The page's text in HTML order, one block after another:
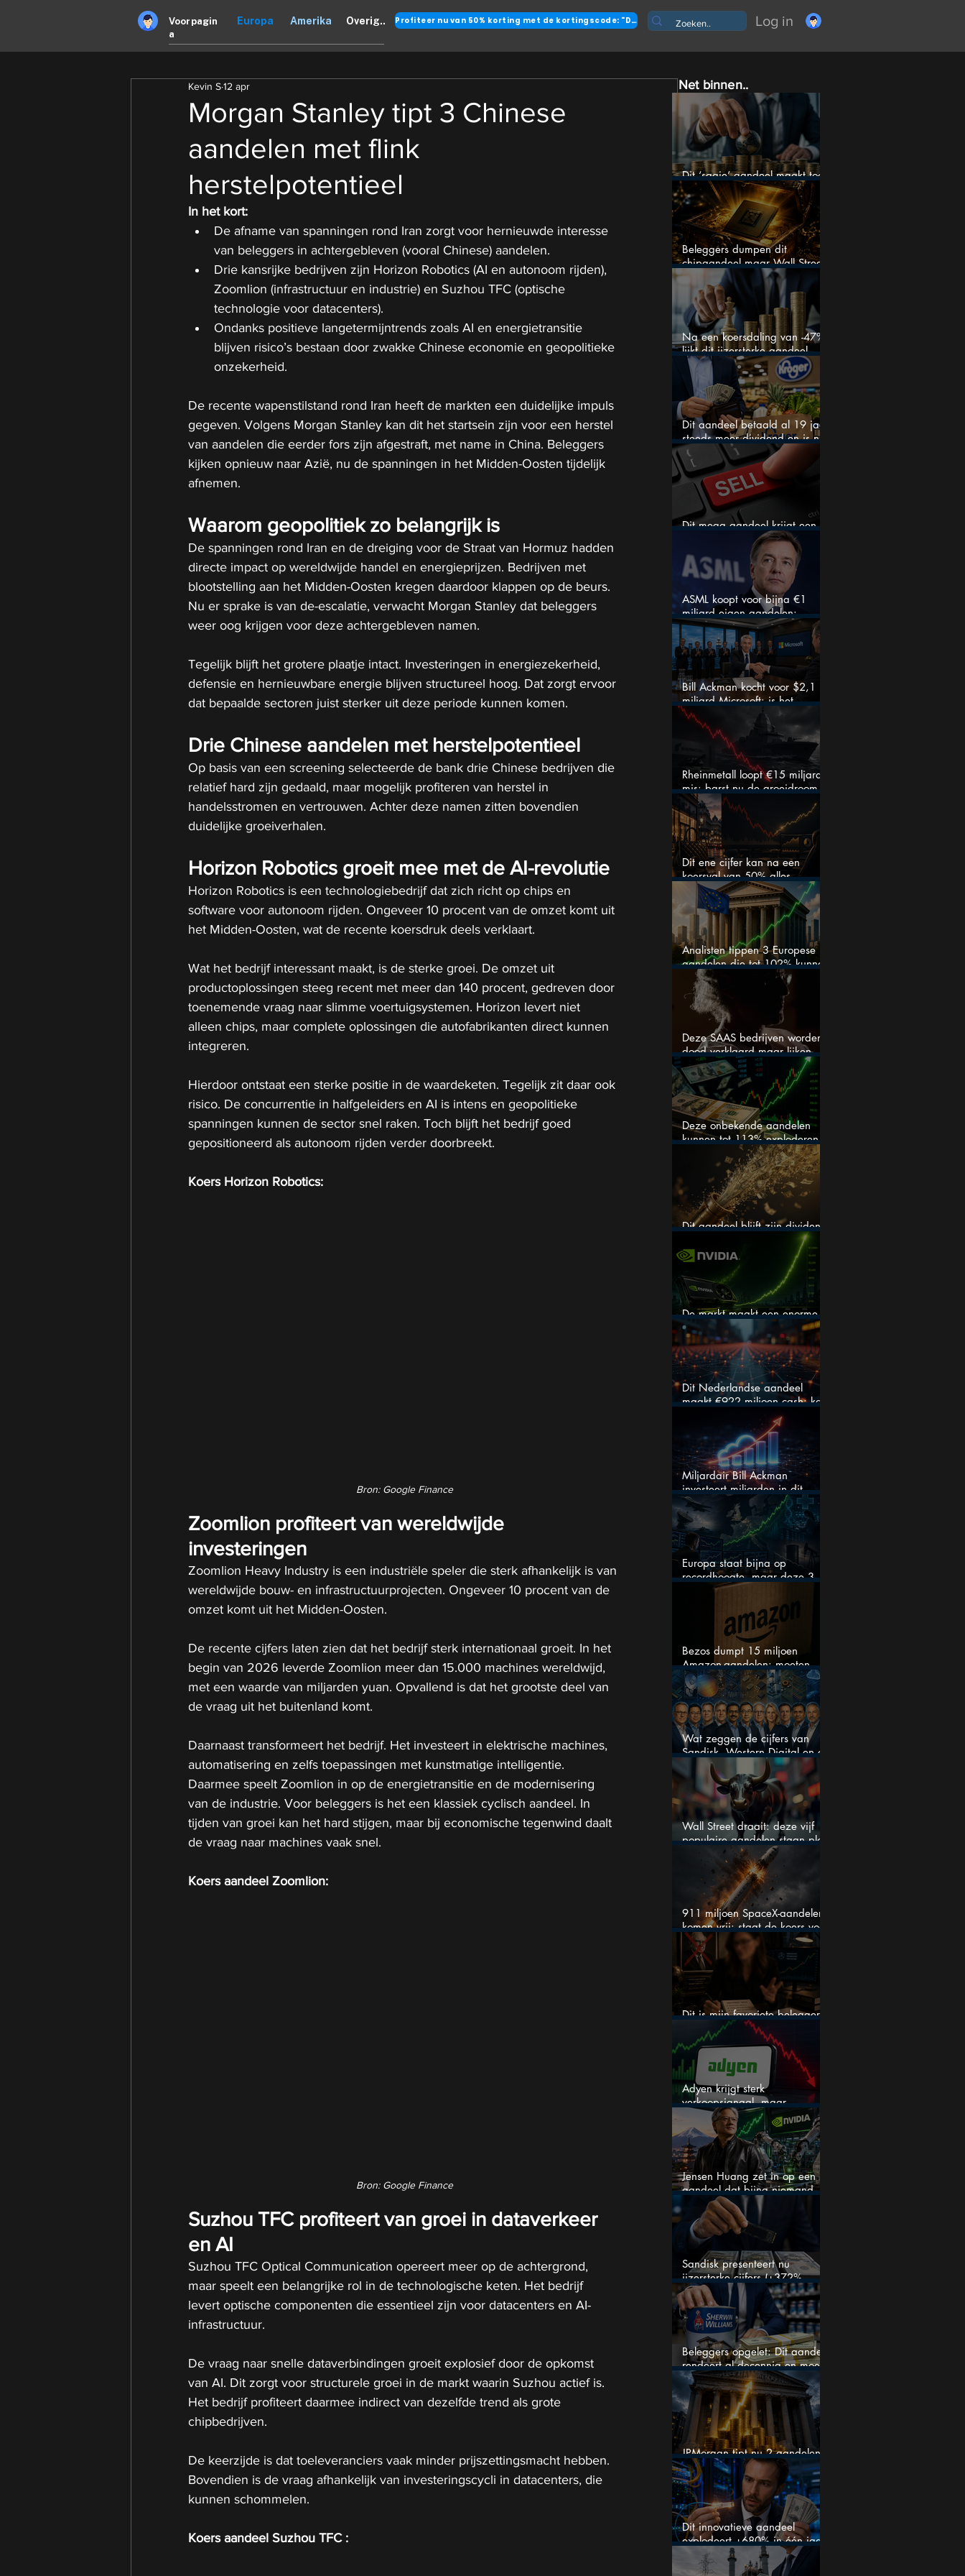
Voorpagin
a
Europa Amerika Overig.. Profiteer nu van 50% korting met de kortingscode: "DANK" Log in
Morgan Stanley tipt 3 Chinese
aandelen met flink
herstelpotentieel
Kevin S12 apr
In het kort:
De afname van spanningen rond Iran zorgt voor hernieuwde interesse
van beleggers in achtergebleven (vooral Chinese) aandelen.
Drie kansrijke bedrijven zijn Horizon Robotics (AI en autonoom rijden),
Zoomlion (infrastructuur en industrie) en Suzhou TFC (optische
technologie voor datacenters).
Ondanks positieve langetermijntrends zoals AI en energietransitie
blijven risico’s bestaan door zwakke Chinese economie en geopolitieke
onzekerheid.
De recente wapenstilstand rond Iran heeft de markten een duidelijke impuls
gegeven. Volgens Morgan Stanley kan dit het startsein zijn voor een herstel
van aandelen die eerder fors zijn afgestraft, met name in China. Beleggers
kijken opnieuw naar Azië, nu de spanningen in het Midden-Oosten tijdelijk
afnemen.
Waarom geopolitiek zo belangrijk is
De spanningen rond Iran en de dreiging voor de Straat van Hormuz hadden
directe impact op wereldwijde handel en energieprijzen. Bedrijven met
blootstelling aan het Midden-Oosten kregen daardoor klappen op de beurs.
Nu er sprake is van de-escalatie, verwacht Morgan Stanley dat beleggers
weer oog krijgen voor deze achtergebleven namen.
Tegelijk blijft het grotere plaatje intact. Investeringen in energiezekerheid,
defensie en hernieuwbare energie blijven structureel hoog. Dat zorgt ervoor
dat bepaalde sectoren juist sterker uit deze periode kunnen komen.
Drie Chinese aandelen met herstelpotentieel
Op basis van een screening selecteerde de bank drie Chinese bedrijven die
relatief hard zijn gedaald, maar mogelijk profiteren van herstel in
handelsstromen en vertrouwen. Achter deze namen zitten bovendien
duidelijke groeiverhalen.
Horizon Robotics groeit mee met de AI-revolutie
Horizon Robotics is een technologiebedrijf dat zich richt op chips en
software voor autonoom rijden. Ongeveer 10 procent van de omzet komt uit
het Midden-Oosten, wat de recente koersdruk deels verklaart.
Wat het bedrijf interessant maakt, is de sterke groei. De omzet uit
productoplossingen steeg recent met meer dan 140 procent, gedreven door
toenemende vraag naar slimme voertuigsystemen. Horizon levert niet
alleen chips, maar complete oplossingen die autofabrikanten direct kunnen
integreren.
Hierdoor ontstaat een sterke positie in de waardeketen. Tegelijk zit daar ook
risico. De concurrentie in halfgeleiders en AI is intens en geopolitieke
spanningen kunnen de sector snel raken. Toch blijft het bedrijf goed
gepositioneerd als autonoom rijden verder doorbreekt.
Koers Horizon Robotics:
Bron: Google Finance
Zoomlion profiteert van wereldwijde
investeringen
Zoomlion Heavy Industry is een industriële speler die sterk afhankelijk is van
wereldwijde bouw- en infrastructuurprojecten. Ongeveer 10 procent van de
omzet komt uit het Midden-Oosten.
De recente cijfers laten zien dat het bedrijf sterk internationaal groeit. In het
begin van 2026 leverde Zoomlion meer dan 15.000 machines wereldwijd,
met een waarde van miljarden yuan. Opvallend is dat het grootste deel van
de vraag uit het buitenland komt.
Daarnaast transformeert het bedrijf. Het investeert in elektrische machines,
automatisering en zelfs toepassingen met kunstmatige intelligentie.
Daarmee speelt Zoomlion in op de energietransitie en de modernisering
van de industrie. Voor beleggers is het een klassiek cyclisch aandeel. In
tijden van groei kan het hard stijgen, maar bij economische tegenwind daalt
de vraag naar machines vaak snel.
Koers aandeel Zoomlion:
Bron: Google Finance
Suzhou TFC profiteert van groei in dataverkeer
en AI
Suzhou TFC Optical Communication opereert meer op de achtergrond,
maar speelt een belangrijke rol in de technologische keten. Het bedrijf
levert optische componenten die essentieel zijn voor datacenters en AI-
infrastructuur.
De vraag naar snelle dataverbindingen groeit explosief door de opkomst
van AI. Dit zorgt voor structurele groei in de markt waarin Suzhou actief is.
Het bedrijf profiteert daarmee indirect van dezelfde trend als grote
chipbedrijven.
De keerzijde is dat toeleveranciers vaak minder prijszettingsmacht hebben.
Bovendien is de vraag afhankelijk van investeringscycli in datacenters, die
kunnen schommelen.
Koers aandeel Suzhou TFC :
Net binnen..
Dit ‘saaie’ aandeel maakt toch
bizar veel winst
Beleggers dumpen dit
chipaandeel maar Wall Street
ziet een zeldzame koopkans
Na een koersdaling van -47%
lijkt dit ijzersterke aandeel
aantrekkelijker dan ooit
Dit aandeel betaald al 19 jaar
steeds meer dividend en is nu
goedkoop
Dit mega aandeel krijgt een
zeldzaam verkoopadvies
ASML koopt voor bijna €1
miljard eigen aandelen:
slimme zet of dure timing?
Bill Ackman kocht voor $2,1
miljard Microsoft: is het
aandeel na de koerssprong
nog aantrekkelijk?
Rheinmetall loopt €15 miljard
mis: barst nu de groeidroom
van het defensiebedrijf?
Dit ene cijfer kan na een
koersval van 50% alles
veranderen
Analisten tippen 3 Europese
aandelen die tot 102% kunnen
stijgen
Deze SAAS bedrijven worden
dood verklaard maar lijken
springlevend
Deze onbekende aandelen
kunnen tot 113% exploderen
(één springt eruit)
Dit aandeel blijft zijn dividend
verhogen, wat er ook gebeurt
De markt maakt een enorme
fout bij Nvidia
Dit Nederlandse aandeel
maakt €922 miljoen cash: kan
dit dividendaandeel blijven
Miljardair Bill Ackman
investeert miljarden in dit
techaandeel
Europa staat bijna op
recordhoogte, maar deze 3
sectoren vallen nu op
Bezos dumpt 15 miljoen
Amazon-aandelen: moeten
beleggers zich zorgen maken?
Wat zeggen de cijfers van
Sandisk, Western Digital en de
AI-Infrastructuur aandelen mij
werkelijk
Wall Street draait: deze vijf
populaire aandelen staan plots
onder spanning
911 miljoen SpaceX-aandelen
komen vrij: staat de koers voor
een nieuwe crash?
Dit is mijn favoriete belegger…
en het is niet Warren Buffett
Adyen krijgt sterk
verkoopsignaal, maar
analisten zien juist een
koopkans
Jensen Huang zet in op een
aandeel dat bijna niemand
Sandisk presenteert nu
ijzersterke cijfers (+372%
omzetgroei), toch zakt het
aandeel weg
Beleggers opgelet: Dit aandeel
rendeert al decennia en moet
op je watchlist staan!
JPMorgan tipt nu 2 aandelen
voor augustus
Dit innovatieve aandeel
explodeert +680% in één jaar
en blijft maar stijgen